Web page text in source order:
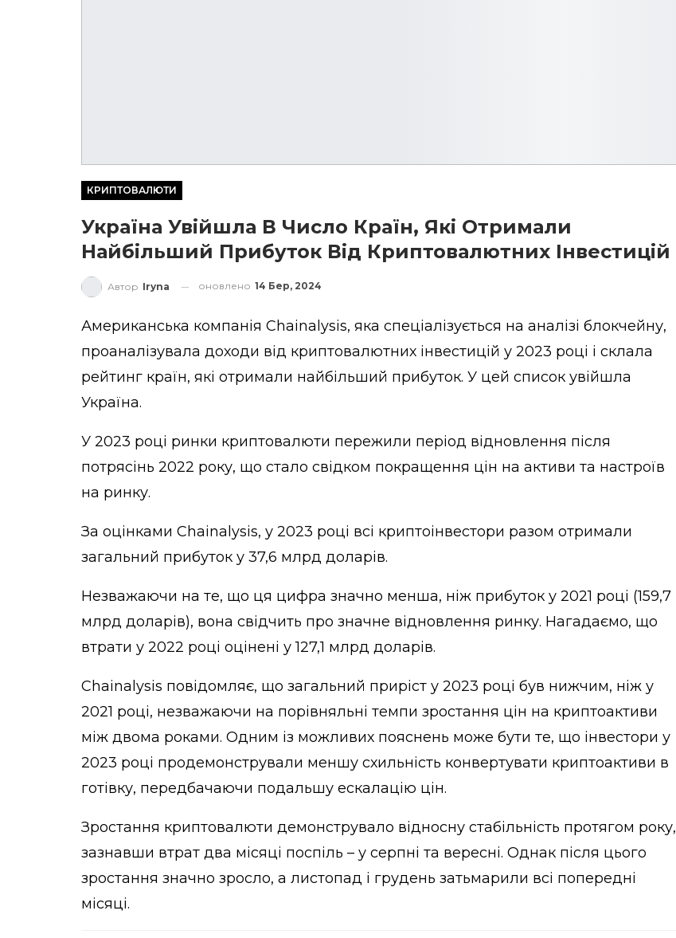
КРИПТОВАЛЮТИ
Україна Увійшла В Число Країн, Які Отримали
Найбільший Прибуток Від Криптовалютних Інвестицій
Автор Iryna оновлено 14 Бер, 2024
Американська компанія Chainalysis, яка спеціалізується на аналізі блокчейну,
проаналізувала доходи від криптовалютних інвестицій у 2023 році і склала
рейтинг країн, які отримали найбільший прибуток. У цей список увійшла
Україна.
У 2023 році ринки криптовалюти пережили період відновлення після
потрясінь 2022 року, що стало свідком покращення цін на активи та настроїв
на ринку.
За оцінками Chainalysis, у 2023 році всі криптоінвестори разом отримали
загальний прибуток у 37,6 млрд доларів.
Незважаючи на те, що ця цифра значно менша, ніж прибуток у 2021 році (159,7
млрд доларів), вона свідчить про значне відновлення ринку. Нагадаємо, що
втрати у 2022 році оцінені у 127,1 млрд доларів.
Chainalysis повідомляє, що загальний приріст у 2023 році був нижчим, ніж у
2021 році, незважаючи на порівняльні темпи зростання цін на криптоактиви
між двома роками. Одним із можливих пояснень може бути те, що інвестори у
2023 році продемонстрували меншу схильність конвертувати криптоактиви в
готівку, передбачаючи подальшу ескалацію цін.
Зростання криптовалюти демонструвало відносну стабільність протягом року,
зазнавши втрат два місяці поспіль – у серпні та вересні. Однак після цього
зростання значно зросло, а листопад і грудень затьмарили всі попередні
місяці.